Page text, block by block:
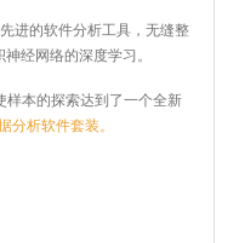
进的软件分析工具，无缝整
经网络的深度学习。
样本的探索达到了一个全新
析软件套装。